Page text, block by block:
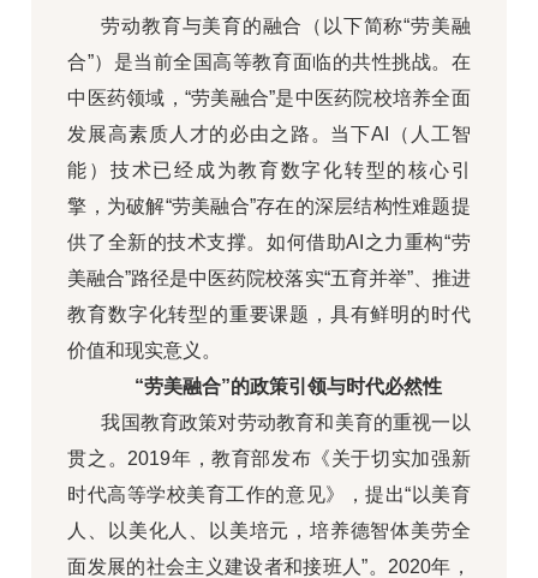
劳动教育与美育的融合（以下简称“劳美融
合”）是当前全国高等教育面临的共性挑战。在
中医药领域，“劳美融合”是中医药院校培养全面
发展高素质人才的必由之路。当下AI（人工智
能）技术已经成为教育数字化转型的核心引
擎，为破解“劳美融合”存在的深层结构性难题提
供了全新的技术支撑。如何借助AI之力重构“劳
美融合”路径是中医药院校落实“五育并举”、推进
教育数字化转型的重要课题，具有鲜明的时代
价值和现实意义。
“劳美融合”的政策引领与时代必然性
我国教育政策对劳动教育和美育的重视一以
贯之。2019年，教育部发布《关于切实加强新
时代高等学校美育工作的意见》，提出“以美育
人、以美化人、以美培元，培养德智体美劳全
面发展的社会主义建设者和接班人”。2020年，